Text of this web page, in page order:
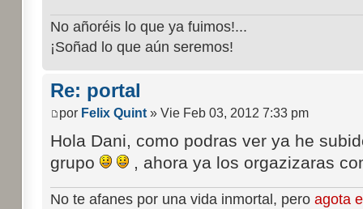
No añoréis lo que ya fuimos!...
¡Soñad lo que aún seremos!
Re: portal
por Felix Quint» Vie Feb 03, 2012 7:33 pm
Hola Dani, como podras ver ya he
grupo
, ahora ya los orgazizaras
No te afanes por una vida inmortal, pero agota